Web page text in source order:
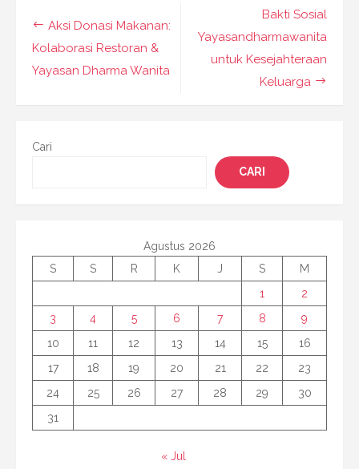
Navigasi
pos
Bakti Sosial
Yayasandharmawanita
untuk Kesejahteraan
Keluarga
Aksi Donasi Makanan:
Kolaborasi Restoran &
Yayasan Dharma Wanita
Cari
CARI
Agustus 2026
S
S R K J S
M
1
2
3
4 5 6 7 8
9
10
11 12 13 14 15
16
17
18 19 20 21 22
23
24
25 26 27 28 29
30
31
« Jul